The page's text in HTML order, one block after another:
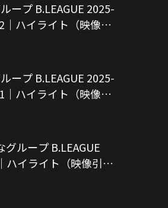
ープ B.LEAGUE 2025-
｜ハイライト（映像引
ープ B.LEAGUE 2025-
｜ハイライト（映像引
ループ B.LEAGUE
ハイライト（映像引